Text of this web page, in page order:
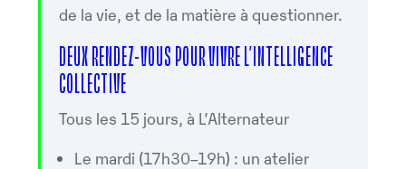
de la vie, et de la matière à questionner.
DEUX RENDEZ-VOUS POUR VIVRE L’INTELLIGENCE
COLLECTIVE
Tous les 15 jours, à L’Alternateur
Le mardi (17h30–19h) : un atelier